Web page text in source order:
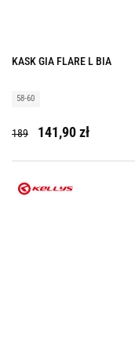
KASK GIA FLARE L BIA
58-60
189 141,90 zł